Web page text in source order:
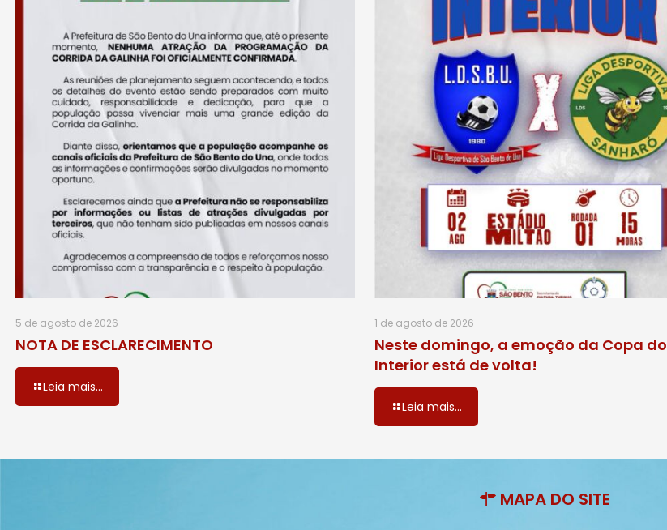
5 de agosto de 2026
NOTA DE ESCLARECIMENTO
Leia mais...
1 de agosto de 2026
Neste domingo, a emoção da Copa do
Interior está de volta!
Leia mais...
MAPA DO SITE